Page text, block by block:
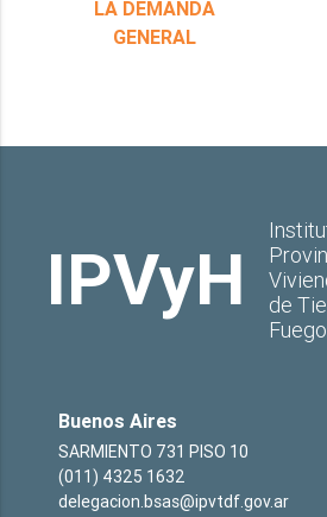
LA DEMANDA
GENERAL
IPVyH
de
Fuego
Buenos Aires
SARMIENTO 731 PISO 10
(011) 4325 1632
delegacion.bsas@ipvtdf.gov.ar